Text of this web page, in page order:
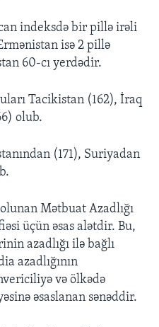
indeksdə bir pillə irəli
isə 2 pillə
60-cı yerdədir.
Tacikistan (162), İraq
olub.
(171), Suriyadan
Mətbuat Azadlığı
üçün əsas alətdir. Bu,
azadlığı ilə bağlı
azadlığının
və ölkədə
əsaslanan sənəddir.